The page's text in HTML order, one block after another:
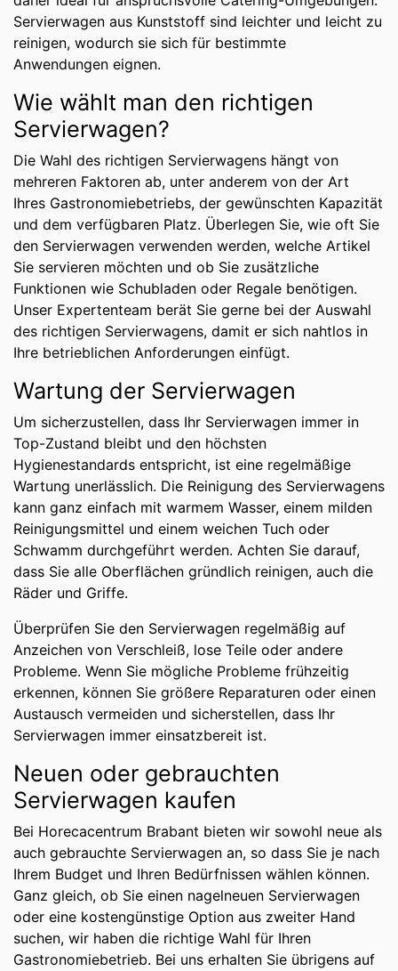
Servierwagen aus Kunststoff sind leichter und leicht zu
reinigen, wodurch sie sich für bestimmte
Anwendungen eignen.
Wie wählt man den richtigen
Servierwagen?
Die Wahl des richtigen Servierwagens hängt von
mehreren Faktoren ab, unter anderem von der Art
Ihres Gastronomiebetriebs, der gewünschten Kapazität
und dem verfügbaren Platz. Überlegen Sie, wie oft Sie
den Servierwagen verwenden werden, welche Artikel
Sie servieren möchten und ob Sie zusätzliche
Funktionen wie Schubladen oder Regale benötigen.
Unser Expertenteam berät Sie gerne bei der Auswahl
des richtigen Servierwagens, damit er sich nahtlos in
Ihre betrieblichen Anforderungen einfügt.
Wartung der Servierwagen
Um sicherzustellen, dass Ihr Servierwagen immer in
Top-Zustand bleibt und den höchsten
Hygienestandards entspricht, ist eine regelmäßige
Wartung unerlässlich. Die Reinigung des Servierwagens
kann ganz einfach mit warmem Wasser, einem milden
Reinigungsmittel und einem weichen Tuch oder
Schwamm durchgeführt werden. Achten Sie darauf,
dass Sie alle Oberflächen gründlich reinigen, auch die
Räder und Griffe.
Überprüfen Sie den Servierwagen regelmäßig auf
Anzeichen von Verschleiß, lose Teile oder andere
Probleme. Wenn Sie mögliche Probleme frühzeitig
erkennen, können Sie größere Reparaturen oder einen
Austausch vermeiden und sicherstellen, dass Ihr
Servierwagen immer einsatzbereit ist.
Neuen oder gebrauchten
Servierwagen kaufen
Bei Horecacentrum Brabant bieten wir sowohl neue als
auch gebrauchte Servierwagen an, so dass Sie je nach
Ihrem Budget und Ihren Bedürfnissen wählen können.
Ganz gleich, ob Sie einen nagelneuen Servierwagen
oder eine kostengünstige Option aus zweiter Hand
suchen, wir haben die richtige Wahl für Ihren
Gastronomiebetrieb. Bei uns erhalten Sie übrigens auf